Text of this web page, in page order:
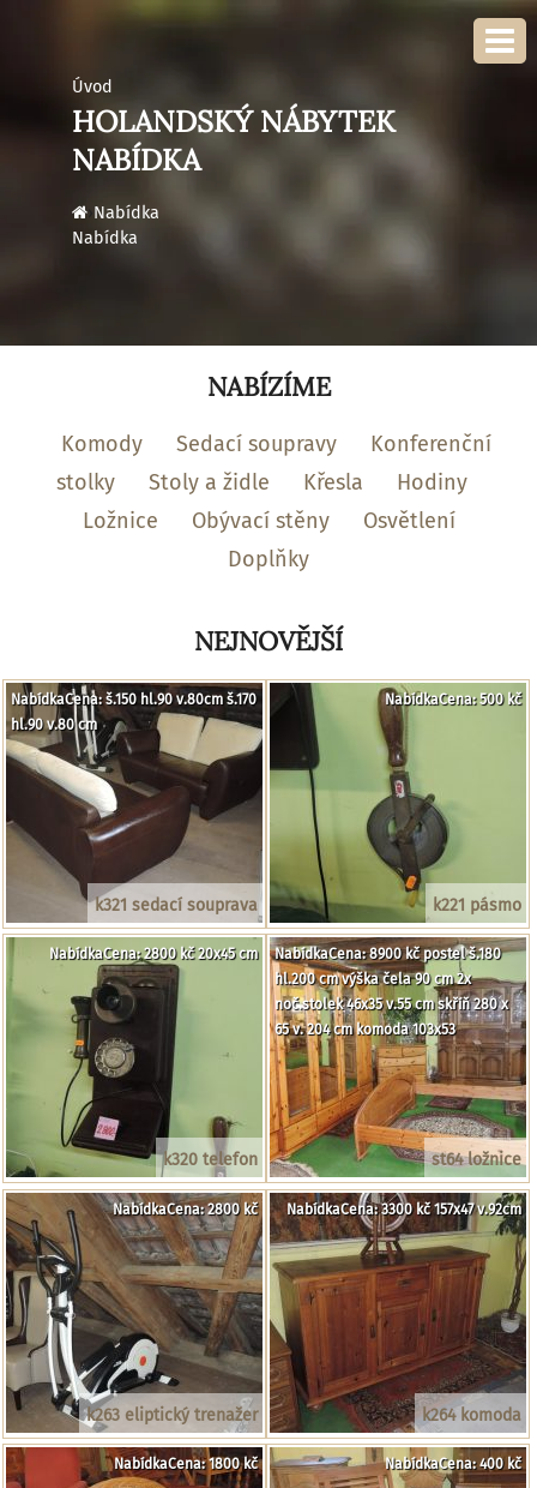
Úvod
HOLANDSKÝ NÁBYTEK
NABÍDKA
Nabídka
Nabídka
NABÍZÍME
Komody Sedací soupravy
Konferenční
stolky
Stoly a židle Křesla
Hodiny
Ložnice
Obývací stěny
Osvětlení
Doplňky
NEJNOVĚJŠÍ
k321 sedací souprava
NabídkaCena: š.150 hl.90 v.80cm š.170
hl.90 v.80 cm
k221 pásmo
NabídkaCena: 500 kč
k320 telefon
NabídkaCena: 2800 kč 20x45 cm
st64 ložnice
NabídkaCena: 8900 kč postel š.180
hl.200 cm výška čela 90 cm 2x
noč.stolek 46x35 v.55 cm skříň 280 x
65 v. 204 cm komoda 103x53
k263 eliptický trenažer
NabídkaCena: 2800 kč
k264 komoda
NabídkaCena: 3300 kč 157x47 v.92cm
NabídkaCena: 1800 kč NabídkaCena: 400 kč